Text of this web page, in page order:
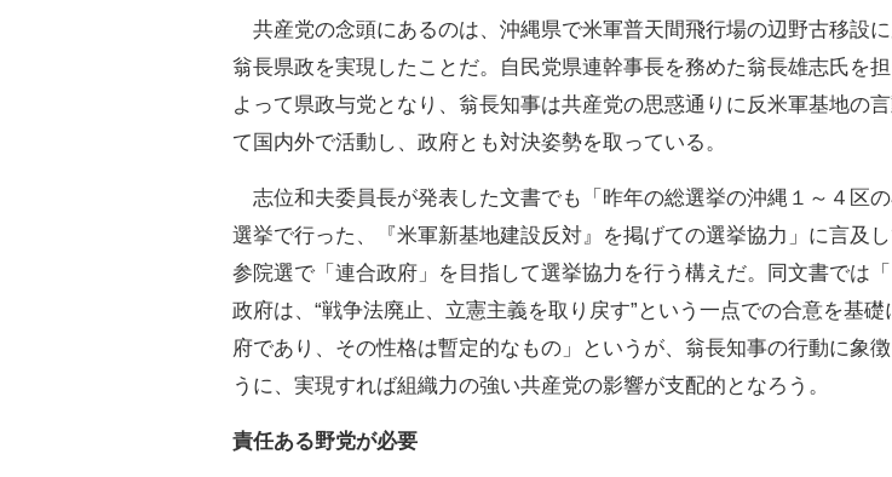
共産党の念頭にあるのは、沖縄県で米軍普天間飛行場の辺野古移設
翁長県政を実現したことだ。自民党県連幹事長を務めた翁長雄志氏を
よって県政与党となり、翁長知事は共産党の思惑通りに反米軍基地の
て国内外で活動し、政府とも対決姿勢を取っている。
志位和夫委員長が発表した文書でも「昨年の総選挙の沖縄１～４区
選挙で行った、『米軍新基地建設反対』を掲げての選挙協力」に言及し
参院選で「連合政府」を目指して選挙協力を行う構えだ。同文書では
政府は、“戦争法廃止、立憲主義を取り戻す”という一点での合意を基礎
府であり、その性格は暫定的なもの」というが、翁長知事の行動に象
うに、実現すれば組織力の強い共産党の影響が支配的となろう。
責任ある野党が必要